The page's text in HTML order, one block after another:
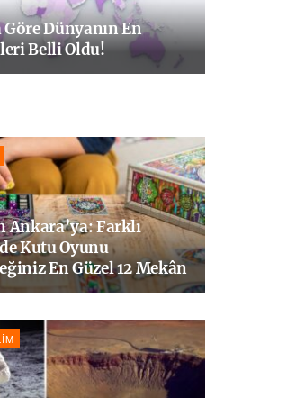
Dünyanın En
Belli Oldu!
Ankara’ya: Farklı
Kutu Oyunu
En Güzel 12 Mekân